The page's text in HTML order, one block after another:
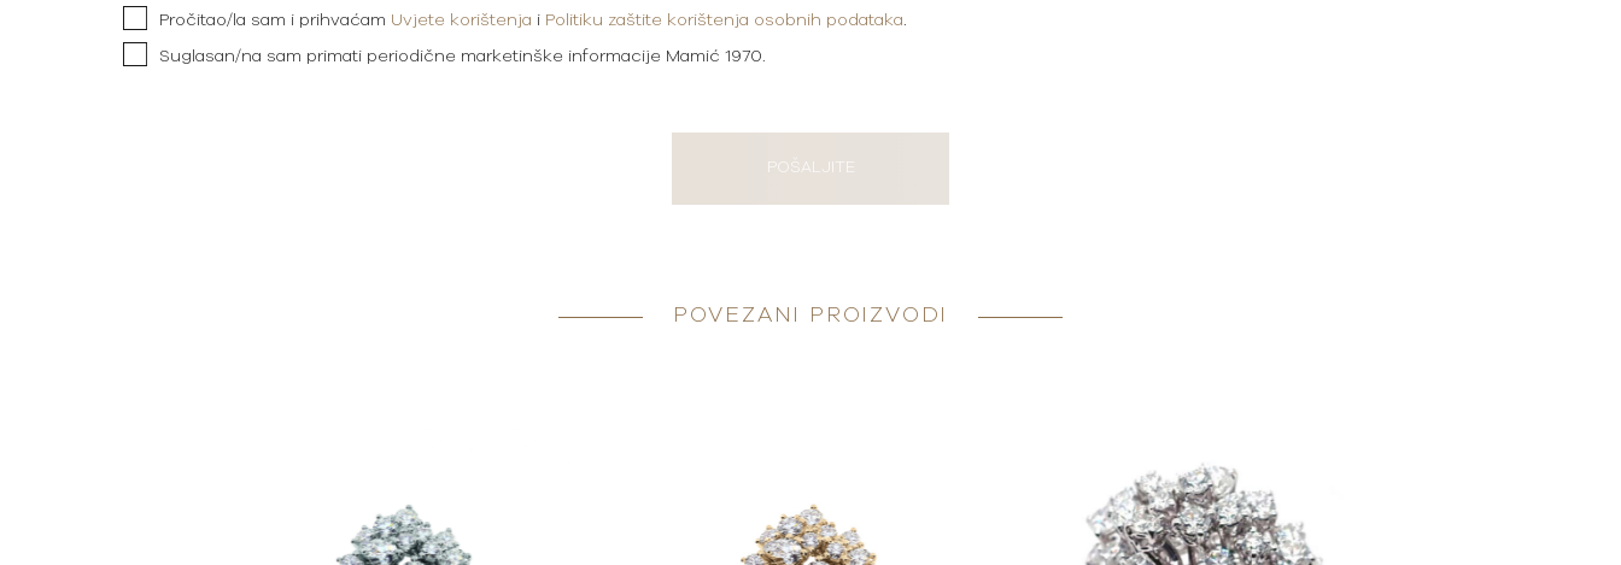
Pročitao/la sam i prihvaćam Uvjete korištenja i Politiku zaštite korištenja osobnih podataka.
Suglasan/na sam primati periodične marketinške informacije Mamić 1970.
POŠALJITE
POVEZANI PROIZVODI